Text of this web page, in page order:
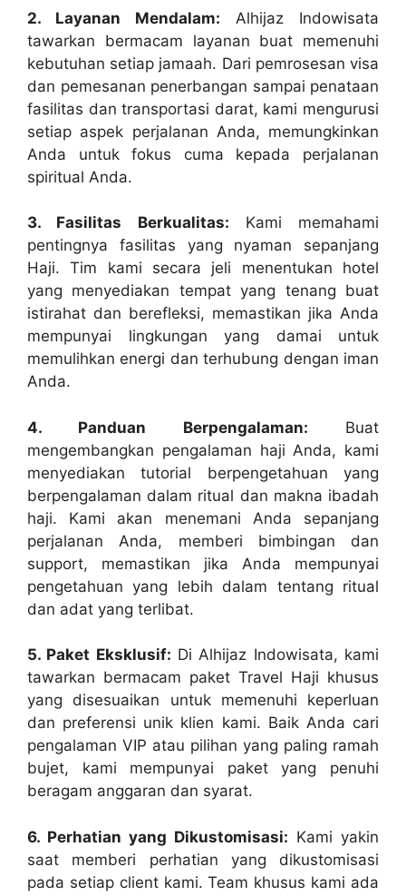
2. Layanan Mendalam: Alhijaz Indowisata
tawarkan bermacam layanan buat memenuhi
kebutuhan setiap jamaah. Dari pemrosesan visa
dan pemesanan penerbangan sampai penataan
fasilitas dan transportasi darat, kami mengurusi
setiap aspek perjalanan Anda, memungkinkan
Anda untuk fokus cuma kepada perjalanan
spiritual Anda.
3. Fasilitas Berkualitas: Kami memahami
pentingnya fasilitas yang nyaman sepanjang
Haji. Tim kami secara jeli menentukan hotel
yang menyediakan tempat yang tenang buat
istirahat dan berefleksi, memastikan jika Anda
mempunyai lingkungan yang damai untuk
memulihkan energi dan terhubung dengan iman
Anda.
4. Panduan Berpengalaman: Buat
mengembangkan pengalaman haji Anda, kami
menyediakan tutorial berpengetahuan yang
berpengalaman dalam ritual dan makna ibadah
haji. Kami akan menemani Anda sepanjang
perjalanan Anda, memberi bimbingan dan
support, memastikan jika Anda mempunyai
pengetahuan yang lebih dalam tentang ritual
dan adat yang terlibat.
5. Paket Eksklusif: Di Alhijaz Indowisata, kami
tawarkan bermacam paket Travel Haji khusus
yang disesuaikan untuk memenuhi keperluan
dan preferensi unik klien kami. Baik Anda cari
pengalaman VIP atau pilihan yang paling ramah
bujet, kami mempunyai paket yang penuhi
beragam anggaran dan syarat.
6. Perhatian yang Dikustomisasi: Kami yakin
saat memberi perhatian yang dikustomisasi
pada setiap client kami. Team khusus kami ada